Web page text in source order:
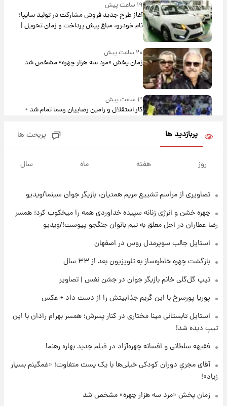
۱۹ ساعت پیش
آغاز طرح جدید فروش مشارکت در تولید سایپا؛
نام خودرو، مبلغ پیش پرداخت و زمان تحویل |
سود مشارکت چند درصد است؟
۲۰ ساعت پیش
زمان پخش «مرد سه هزار چهره» مشخص شد
۲۱ ساعت پیش
کار استقلال و رامین رضاییان رسما تمام شد +
مذاق رضاییان خوش نیامد+عکس
۲۱ ساعت پیش
۱۲۹۰ شمسی
۲۱ ساعت پیش
هسته‌ای در آسمان ظاهر شد
رونالدو از گنجینه خودروهای لوکسش رونمایی
علی مطهری: اجرای کامل تفاهم‌نامه اسلام‌آباد،
پربازدید ها پربحث ها
روز هفته ماه سال
تصاویری از مراسم تشییع مریم همتیان، بازیگر جوان سینما/ویدیو
چهره خشن و انرژی زنانه سپیده خداوردی همه را میخکوب کرد؛ همسر
رضا عطاران در اجل معلق به تیم بانوان جنگجو پیوست!/ویدیو
استایل جالب سوپرمدل روس در اصفهان
بازگشت چهره خاطره‌ساز به تلویزیون بعد از ۳۳ سال
تیپ گل‌گلی خانم بازیگر جوان در جشن نفس | تصاویر
پوریا پورسرخ با این گریم جذابیتش را از دست داد + عکس
استایل تابستانی مینا مختاری در کنار پسرش؛ همسر بهرام رادان با این
تیپ دیده شد!
فقیهه سلطانی و افسانه چهره‌آزاد در فیلم جدید بهاره رهنما
آقای مجریِ دوران کودکی خیلی‌ها با یک پست متفاوت؛ «غمگینم بسیار
زیاد»!
زمان پخش «مرد سه هزار چهره» مشخص شد